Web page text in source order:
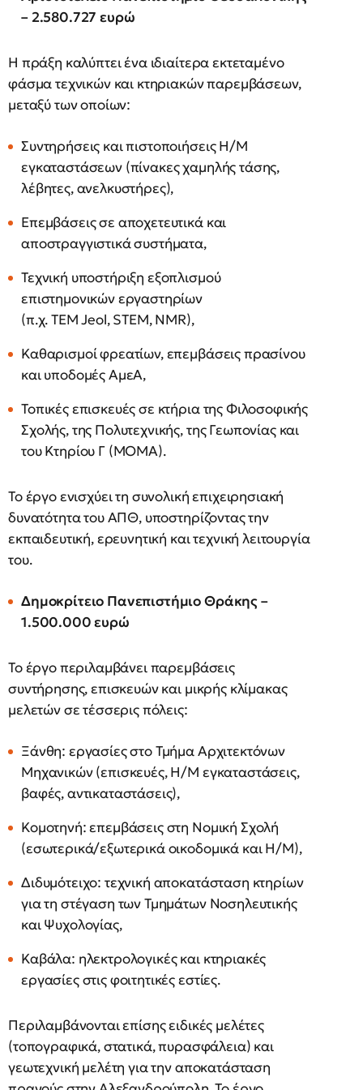
– 2.580.727 ευρώ
Η πράξη καλύπτει ένα ιδιαίτερα εκτεταμένο
φάσμα τεχνικών και κτηριακών παρεμβάσεων,
μεταξύ των οποίων:
Συντηρήσεις και πιστοποιήσεις Η/Μ
εγκαταστάσεων (πίνακες χαμηλής τάσης,
λέβητες, ανελκυστήρες),
Επεμβάσεις σε αποχετευτικά και
αποστραγγιστικά συστήματα,
Τεχνική υποστήριξη εξοπλισμού
επιστημονικών εργαστηρίων
(π.χ. TEM Jeol, STEM, NMR),
Καθαρισμοί φρεατίων, επεμβάσεις πρασίνου
και υποδομές ΑμεΑ,
Τοπικές επισκευές σε κτήρια της Φιλοσοφικής
Σχολής, της Πολυτεχνικής, της Γεωπονίας και
του Κτηρίου Γ (MOMA).
Το έργο ενισχύει τη συνολική επιχειρησιακή
δυνατότητα του ΑΠΘ, υποστηρίζοντας την
εκπαιδευτική, ερευνητική και τεχνική λειτουργία
του.
Δημοκρίτειο Πανεπιστήμιο Θράκης –
1.500.000 ευρώ
Το έργο περιλαμβάνει παρεμβάσεις
συντήρησης, επισκευών και μικρής κλίμακας
μελετών σε τέσσερις πόλεις:
Ξάνθη: εργασίες στο Τμήμα Αρχιτεκτόνων
Μηχανικών (επισκευές, Η/Μ εγκαταστάσεις,
βαφές, αντικαταστάσεις),
Κομοτηνή: επεμβάσεις στη Νομική Σχολή
(εσωτερικά/εξωτερικά οικοδομικά και Η/Μ),
Διδυμότειχο: τεχνική αποκατάσταση κτηρίων
για τη στέγαση των Τμημάτων Νοσηλευτικής
και Ψυχολογίας,
Καβάλα: ηλεκτρολογικές και κτηριακές
εργασίες στις φοιτητικές εστίες.
Περιλαμβάνονται επίσης ειδικές μελέτες
(τοπογραφικά, στατικά, πυρασφάλεια) και
γεωτεχνική μελέτη για την αποκατάσταση